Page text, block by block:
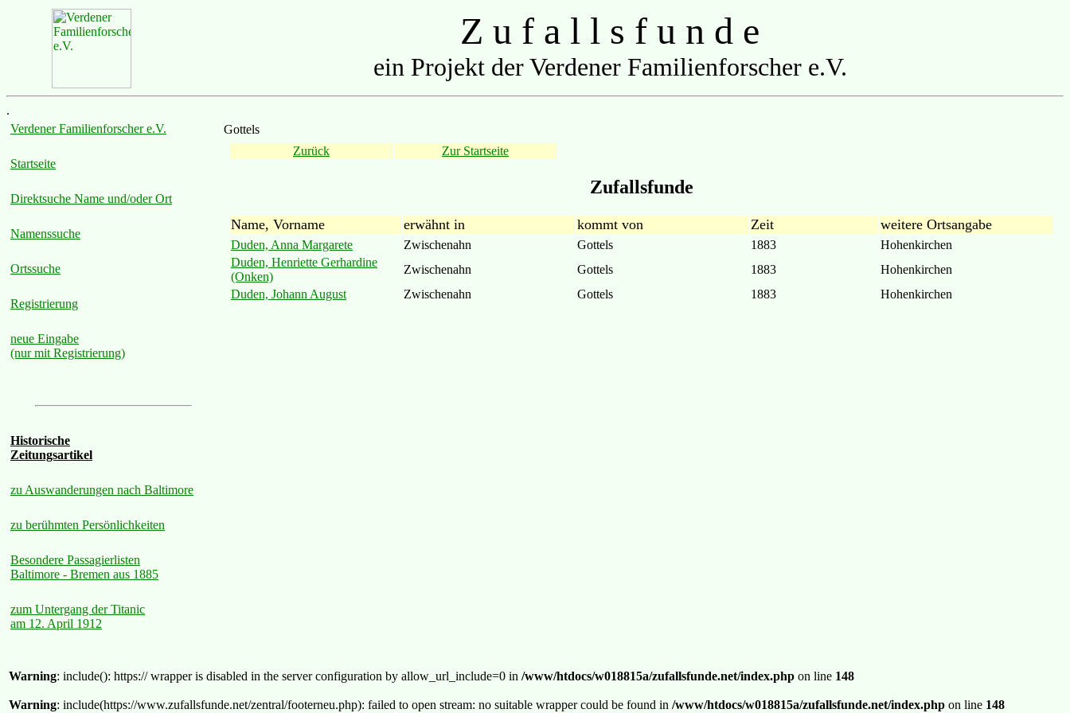
Z u f a l l s f u n d e
ein Projekt der Verdener Familienforscher e.V.
.
Verdener Familienforscher e.V.
Startseite
Direktsuche Name und/oder Ort
Namenssuche
Ortssuche
Registrierung
neue Eingabe
(nur mit Registrierung)
Historische
Zeitungsartikel
zu Auswanderungen nach Baltimore
zu berühmten Persönlichkeiten
Besondere Passagierlisten
Baltimore - Bremen aus 1885
zum Untergang der Titanic
am 12. April 1912
Gottels
Zurück
Zur Startseite
Zufallsfunde
Name, Vorname erwähnt in kommt von Zeit weitere Ortsangabe
Duden, Anna Margarete Zwischenahn Gottels 1883
Hohenkirchen
Duden, Henriette Gerhardine
(Onken)
Zwischenahn Gottels 1883
Hohenkirchen
Duden, Johann August
Zwischenahn Gottels 1883 Hohenkirchen
Warning: include(): https:// wrapper is disabled in the server configuration by allow_url_include=0 in /www/htdocs/w018815a/zufallsfunde.net/index.php on line 148
Warning: include(https://www.zufallsfunde.net/zentral/footerneu.php): failed to open stream: no suitable wrapper could be found in /www/htdocs/w018815a/zufallsfunde.net/index.php on line 148